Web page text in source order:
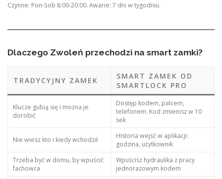
Czynne: Pon-Sob 8:00-20:00. Awarie: 7 dni w tygodniu.
Dlaczego Zwoleń przechodzi na smart zamki?
TRADYCYJNY ZAMEK
SMART ZAMEK OD
SMARTLOCK PRO
Klucze gubią się i można je
dorobić
Dostęp kodem, palcem,
telefonem. Kod zmienisz w 10
sek
Nie wiesz kto i kiedy wchodził
Historia wejść w aplikacji:
godzina, użytkownik
Trzeba być w domu, by wpuścić
fachowca
Wpuścisz hydraulika z pracy
jednorazowym kodem